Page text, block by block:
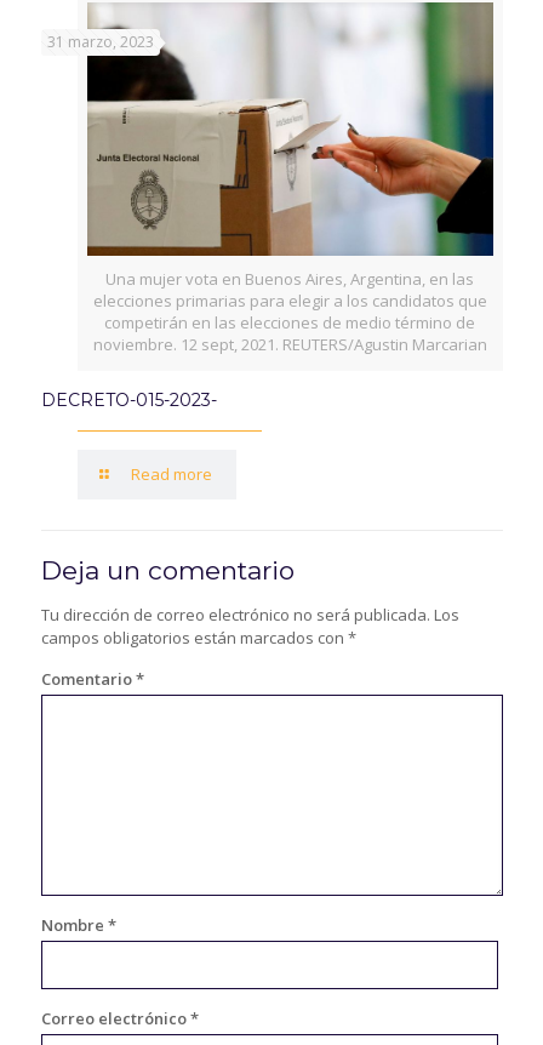
Una mujer vota en Buenos Aires, Argentina, en las
elecciones primarias para elegir a los candidatos que
competirán en las elecciones de medio término de
noviembre. 12 sept, 2021. REUTERS/Agustin Marcarian
31 marzo, 2023
DECRETO-015-2023-
Read more
Deja un comentario
Tu dirección de correo electrónico no será publicada. Los
campos obligatorios están marcados con *
Comentario*
Nombre *
Correo electrónico*